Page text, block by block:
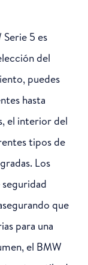
5 es
del
puedes
hasta
el interior del
tipos de
Los
que
para una
el BMW